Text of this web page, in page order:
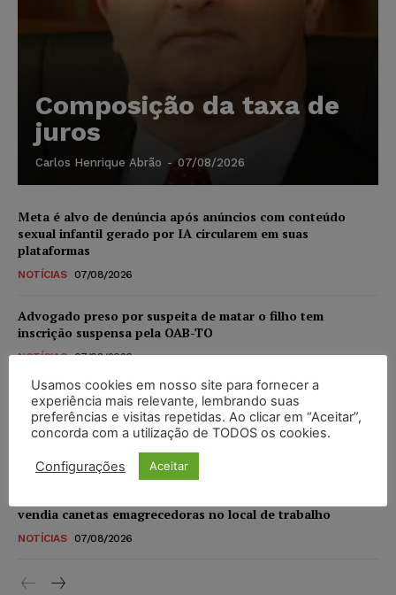
Composição da taxa de
juros
Carlos Henrique Abrão - 07/08/2026
Meta é alvo de denúncia após anúncios com conteúdo
sexual infantil gerado por IA circularem em suas
plataformas
NOTÍCIAS 07/08/2026
Advogado preso por suspeita de matar o filho tem
inscrição suspensa pela OAB-TO
NOTÍCIAS 07/08/2026
STF amplia isenção de IBS e CBS na compra de veículos
novos para pessoas com deficiência e autistas de todos os
níveis
07/08/2026
vendia canetas emagrecedoras no local de trabalho
NOTÍCIAS 07/08/2026
Usamos cookies em nosso site para fornecer a
experiência mais relevante, lembrando suas
preferências e visitas repetidas. Ao clicar em “Aceitar”,
concorda com a utilização de TODOS os cookies.
Configurações Aceitar